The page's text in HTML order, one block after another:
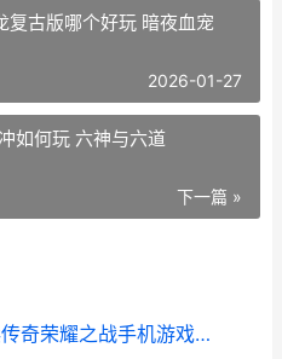
复古版哪个好玩 暗夜血宠
2026-01-27
如何玩 六神与六道
下一篇 »
名扬沙城高爆传奇和佣兵传奇荣耀之战手机游戏哪个好 名扬沙城有多少版本